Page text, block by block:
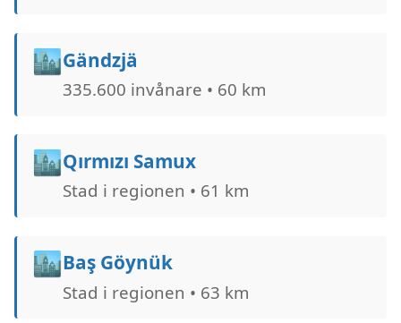
🏙️Gändzjä
335.600 invånare • 60 km
🏙️Qırmızı Samux
Stad i regionen • 61 km
🏙️Baş Göynük
Stad i regionen • 63 km